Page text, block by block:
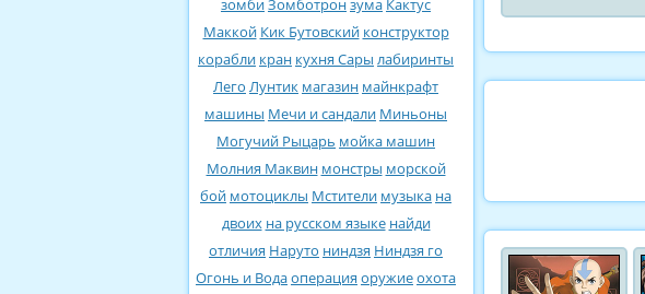
зомбиЗомботронзума Кактус
Маккой Кик Бутовский конструктор
корабли кран кухня Сары лабиринты
Лего Лунтик магазин майнкрафт
машины Мечи и сандали Миньоны
Могучий Рыцарь мойка машин
Молния Маквин монстры морской
бой мотоциклы Мстители музыка на
двоих на русском языке найди
отличия Наруто ниндзя Ниндзя го
Огонь и Водаоперация оружиеохота